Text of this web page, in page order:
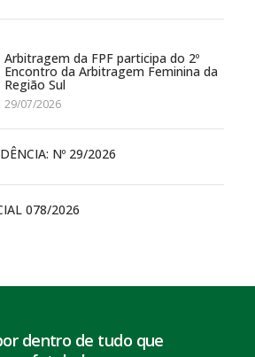
Arbitragem da FPF participa do 2º
Encontro da Arbitragem Feminina da
Região Sul
29/07/2026
Nº 29/2026
078/2026
dentro de tudo que